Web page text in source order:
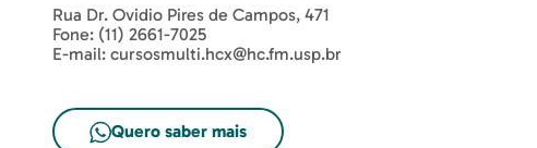
Rua Dr. Ovidio Pires de Campos, 471
Fone: (11) 2661-7025
E-mail: cursosmulti.hcx@hc.fm.usp.br
Quero saber mais